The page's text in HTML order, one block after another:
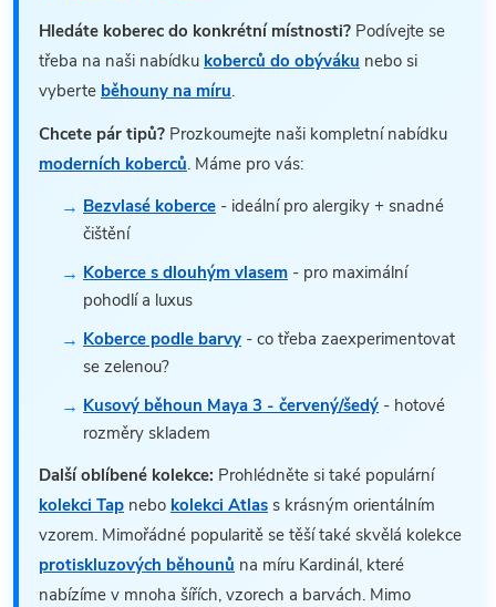
Hledáte koberec do konkrétní místnosti? Podívejte se
třeba na naši nabídku koberců do obýváku nebo si
vyberte běhouny na míru.
Chcete pár tipů? Prozkoumejte naši kompletní nabídku
moderních koberců. Máme pro vás:
Bezvlasé koberce - ideální pro alergiky + snadné
čištění
Koberce s dlouhým vlasem - pro maximální
pohodlí a luxus
Koberce podle barvy - co třeba zaexperimentovat
se zelenou?
Kusový běhoun Maya 3 - červený/šedý - hotové
rozměry skladem
Další oblíbené kolekce: Prohlédněte si také populární
kolekci Tap nebo kolekci Atlas s krásným orientálním
vzorem. Mimořádné popularitě se těší také skvělá kolekce
protiskluzových běhounů na míru Kardinál, které
nabízíme v mnoha šířích, vzorech a barvách. Mimo